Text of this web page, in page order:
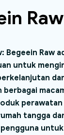
Raw
Begeein Raw
untuk
berbagai
tangga